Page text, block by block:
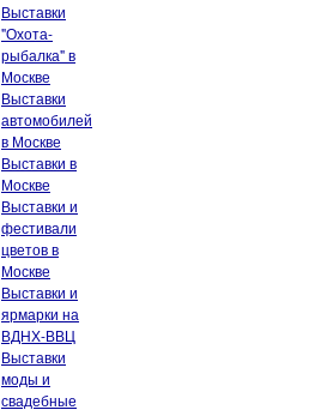
Выставки
"Охота-
рыбалка" в
Москве
Выставки
автомобилей
в Москве
Выставки в
Москве
Выставки и
фестивали
цветов в
Москве
Выставки и
ярмарки на
ВДНХ-ВВЦ
Выставки
моды и
свадебные